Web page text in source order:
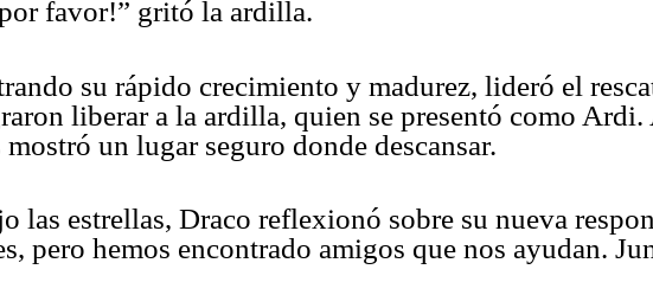
favor!” gritó la ardilla.
su rápido crecimiento y madurez, lideró el
liberar a la ardilla, quien se presentó como
un lugar seguro donde descansar.
las estrellas, Draco reflexionó sobre su nueva
pero hemos encontrado amigos que nos ayudan.